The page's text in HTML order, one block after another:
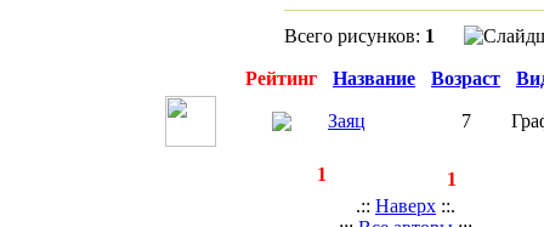
Всего рисунков: 1
Рейтинг Название Возраст
Заяц 7
1
1
.:: Наверх ::.